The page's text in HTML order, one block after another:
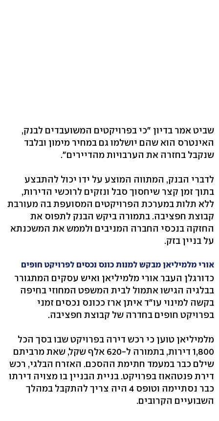
שביט אמר בדיון "כי בפרויקטים המשועבדים לבנק,
האינטרס הוא שהם יושלמו גם במחיר מימון ובלבד
שנקבל בחזרה את הערבויות מהדיירים".
לדברי הבנק, המתווה המוצע על ידו יכול להתבצע
בתוך זמן קצר שיחסוך סבל ונזקים לרוכשי הדירות,
ללא תלות במערכת הפרויקטים המסועפת בה מעורבת
קבוצת חפציבה. בתמורה ביקש הבנק לתפוס את
החזקה בנכסי החברה המניבים ולממש את המשכנתא
על בניין בזק.
אורי מלמיליאן מבקש למנות כונס נכסים לפרויקט חופים
כדורגלן העבר אורי מלמיליאן ואיש עסקים המתגורר
בבלגיה הגישו אתמול לבית המשפט המחוזי בחיפה
בקשה למינוי עו"ד איתן ארז ככונס נכסים זמני
בפרויקט חופים בחדרה של קבוצת חפציבה.
מלמיליאן טוען כי רכש דירה בפרויקט שבו בסך הכל
1,800 דירות, בתמורה ל-620 אלף שקל, שאת מרביתם
שילם כבר במעמד חתימת ההסכם. האזרח הבלגי, רכש
דירת פנטהאוז בפרויקט. בניית הבניין בו מצויה דירתו
כבר נסתיימה וטופס 4 היה צריך להתקבל במהלך
השבועיים הקרובים.